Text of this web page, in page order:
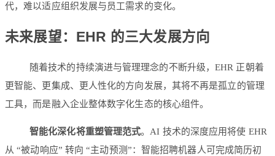
代，难以适应组织发展与员工需求的变化。
未来展望：EHR 的三大发展方向
随着技术的持续演进与管理理念的不断升级，EHR 正朝着
更智能、更集成、更人性化的方向发展，其将不再是孤立的管理
工具，而是融入企业整体数字化生态的核心组件。
智能化深化将重塑管理范式。AI 技术的深度应用将使 EHR
从 “被动响应” 转向 “主动预测”：智能招聘机器人可完成简历初